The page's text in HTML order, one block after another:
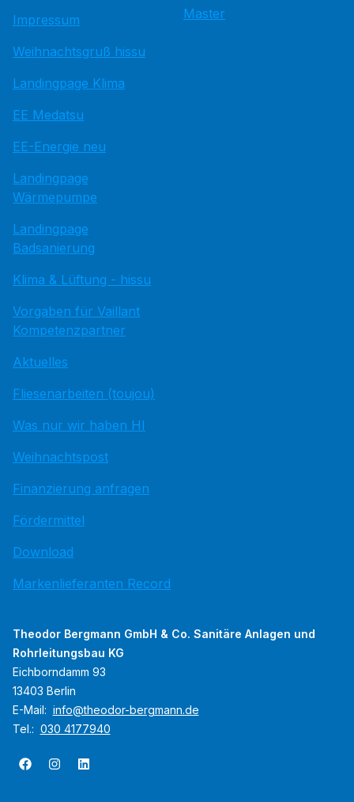
Impressum
Weihnachtsgruß hissu
Landingpage Klima
EE Medatsu
EE-Energie neu
Landingpage
Wärmepumpe
Landingpage
Badsanierung
Klima & Lüftung - hissu
Vorgaben für Vaillant
Kompetenzpartner
Aktuelles
Fliesenarbeiten (toujou)
Was nur wir haben HI
Weihnachtspost
Finanzierung anfragen
Fördermittel
Download
Markenlieferanten Record
Master
Theodor Bergmann GmbH & Co. Sanitäre Anlagen und
Rohrleitungsbau KG
Eichborndamm 93
13403 Berlin
E-Mail: info@theodor-bergmann.de
Tel.: 030 4177940